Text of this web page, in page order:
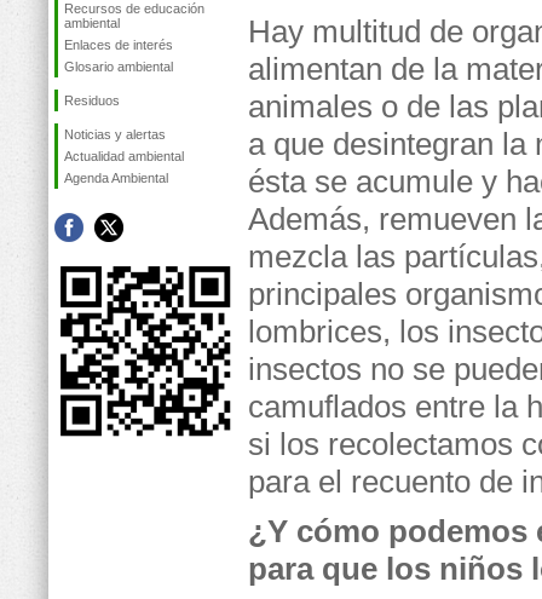
Recursos de educación
ambiental
Enlaces de interés
Glosario ambiental
Residuos
Noticias y alertas
Actualidad ambiental
Agenda Ambiental
Hay multitud de
alimentan de la
animales o de las
a que desintegran la
ésta se acumule y
Además, remueven
mezcla las
principales
lombrices, los
insectos no se
camuflados entre la
si los recolectamos
para el recuento de
¿Y cómo podemos
para que los niños